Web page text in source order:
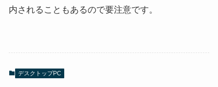
内されることもあるので要注意です。
デスクトップPC